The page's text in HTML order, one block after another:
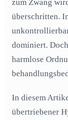
04Die
Putzzwang
05Putzen als
06
zum Zwang
überschritten.
dominiert.
harmlose
In diesem
übertriebener